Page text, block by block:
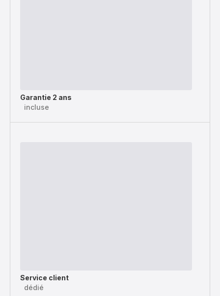
Garantie 2 ans
incluse
Service client
dédié